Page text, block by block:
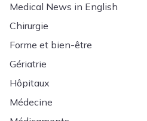
Medical News in English
Chirurgie
Forme et bien-être
Gériatrie
Hôpitaux
Médecine